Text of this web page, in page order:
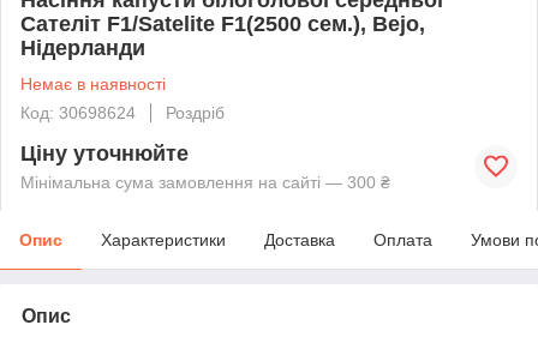
Сателіт F1/Satelite F1(2500 сем.), Bejo,
Нідерланди
Немає в наявності
Код: 30698624
Роздріб
Ціну уточнюйте
Мінімальна сума замовлення на сайті — 300 ₴
Опис Характеристики Доставка Оплата Умови
Опис